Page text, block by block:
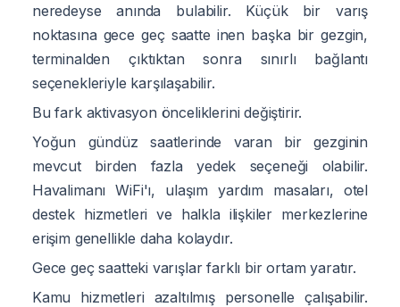
neredeyse anında bulabilir. Küçük bir varış
noktasına gece geç saatte inen başka bir gezgin,
terminalden çıktıktan sonra sınırlı bağlantı
seçenekleriyle karşılaşabilir.
Bu fark aktivasyon önceliklerini değiştirir.
Yoğun gündüz saatlerinde varan bir gezginin
mevcut birden fazla yedek seçeneği olabilir.
Havalimanı WiFi'ı, ulaşım yardım masaları, otel
destek hizmetleri ve halkla ilişkiler merkezlerine
erişim genellikle daha kolaydır.
Gece geç saatteki varışlar farklı bir ortam yaratır.
Kamu hizmetleri azaltılmış personelle çalışabilir.